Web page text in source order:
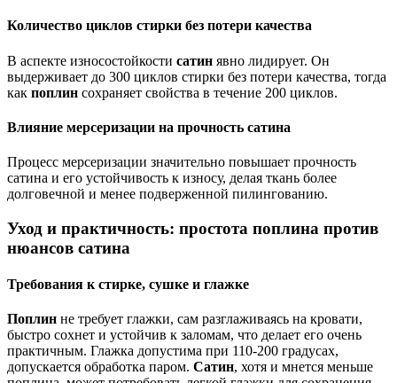
Количество циклов стирки без потери качества
В аспекте износостойкости сатин явно лидирует. Он
выдерживает до 300 циклов стирки без потери качества, тогда
как поплин сохраняет свойства в течение 200 циклов.
Влияние мерсеризации на прочность сатина
Процесс мерсеризации значительно повышает прочность
сатина и его устойчивость к износу, делая ткань более
долговечной и менее подверженной пилингованию.
Уход и практичность: простота поплина против
нюансов сатина
Требования к стирке, сушке и глажке
Поплин не требует глажки, сам разглаживаясь на кровати,
быстро сохнет и устойчив к заломам, что делает его очень
практичным. Глажка допустима при 110-200 градусах,
допускается обработка паром. Сатин, хотя и мнется меньше